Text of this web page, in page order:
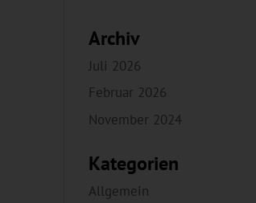
Archiv
Juli 2026
Februar 2026
November 2024
Kategorien
Allgemein